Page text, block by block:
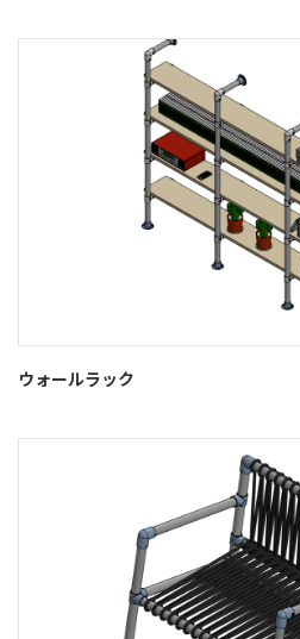
ウォールラック